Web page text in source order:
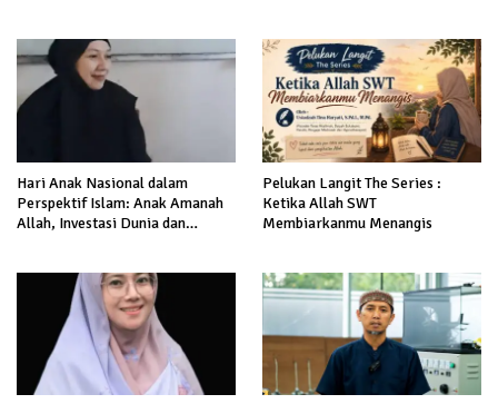
Hari Anak Nasional dalam
Perspektif Islam: Anak Amanah
Allah, Investasi Dunia dan
Pelukan Langit The Series :
Ketika Allah SWT
Membiarkanmu Menangis